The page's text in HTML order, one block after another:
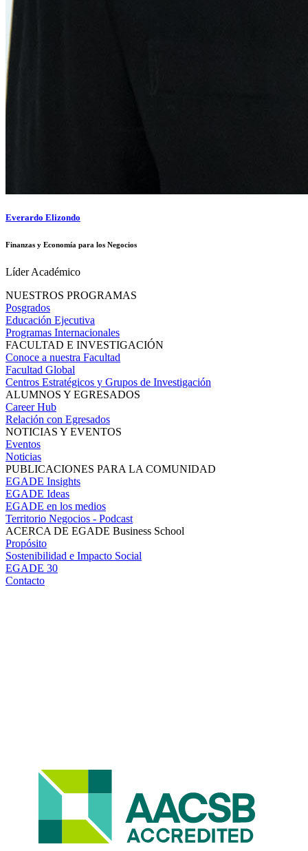
Everardo Elizondo
Finanzas y Economía para los Negocios
Líder Académico
NUESTROS PROGRAMAS
Posgrados
Educación Ejecutiva
Programas Internacionales
FACULTAD E INVESTIGACIÓN
Conoce a nuestra Facultad
Facultad Global
Centros Estratégicos y Grupos de Investigación
ALUMNOS Y EGRESADOS
Career Hub
Relación con Egresados
NOTICIAS Y EVENTOS
Eventos
Noticias
PUBLICACIONES PARA LA COMUNIDAD
EGADE Insights
EGADE Ideas
EGADE en los medios
Territorio Negocios - Podcast
ACERCA DE EGADE Business School
Propósito
Sostenibilidad e Impacto Social
EGADE 30
Contacto